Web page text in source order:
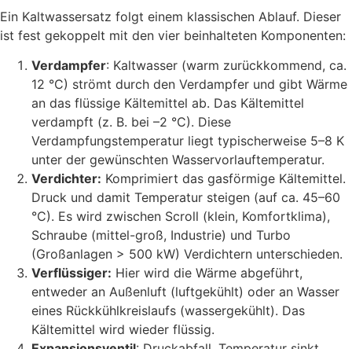
Ein Kaltwassersatz folgt einem klassischen Ablauf. Dieser
ist fest gekoppelt mit den vier beinhalteten Komponenten:
Verdampfer: Kaltwasser (warm zurückkommend, ca.
12 °C) strömt durch den Verdampfer und gibt Wärme
an das flüssige Kältemittel ab. Das Kältemittel
verdampft (z. B. bei –2 °C). Diese
Verdampfungstemperatur liegt typischerweise 5–8 K
unter der gewünschten Wasservorlauftemperatur.
Verdichter: Komprimiert das gasförmige Kältemittel.
Druck und damit Temperatur steigen (auf ca. 45–60
°C). Es wird zwischen Scroll (klein, Komfortklima),
Schraube (mittel-groß, Industrie) und Turbo
(Großanlagen > 500 kW) Verdichtern unterschieden.
Verflüssiger: Hier wird die Wärme abgeführt,
entweder an Außenluft (luftgekühlt) oder an Wasser
eines Rückkühlkreislaufs (wassergekühlt). Das
Kältemittel wird wieder flüssig.